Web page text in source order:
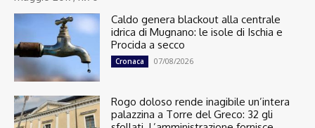
Caldo genera blackout alla centrale
idrica di Mugnano: le isole di Ischia e
Procida a secco
Cronaca 07/08/2026
Rogo doloso rende inagibile un’intera
palazzina a Torre del Greco: 32 gli